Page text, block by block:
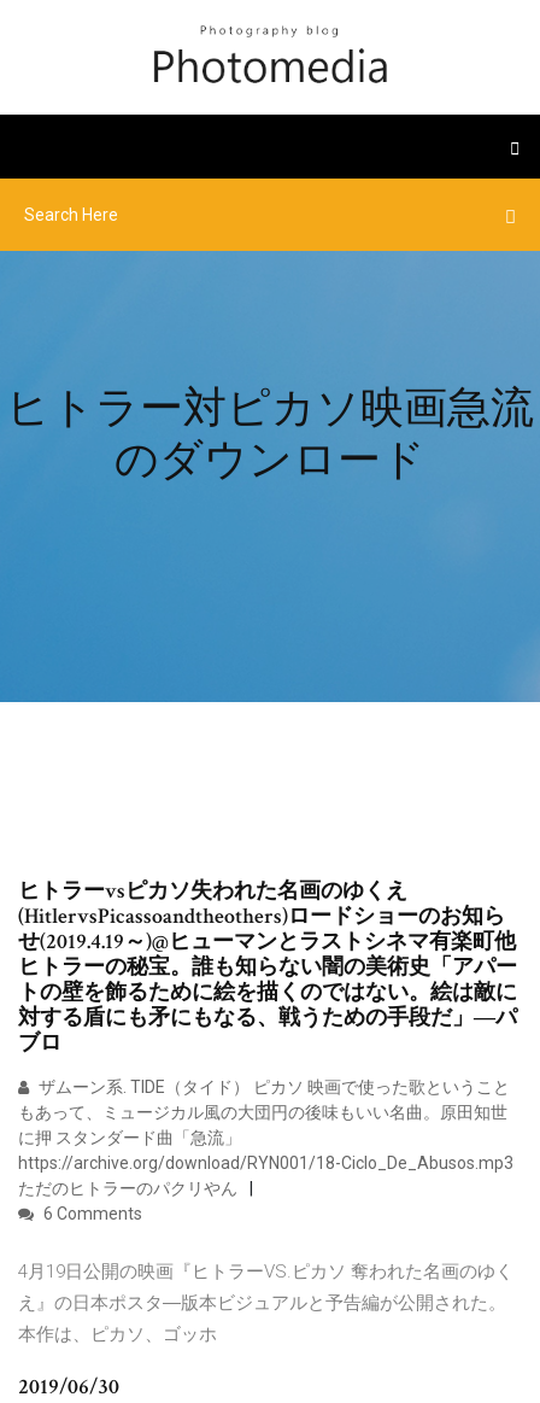
ヒトラー対ピカソ映画急流
のダウンロード
ヒトラーvsピカソ失われた名画のゆくえ
(HitlervsPicassoandtheothers)ロードショーのお知ら
せ(2019.4.19～)@ヒューマンとラストシネマ有楽町他
ヒトラーの秘宝。誰も知らない闇の美術史「アパー
トの壁を飾るために絵を描くのではない。絵は敵に
対する盾にも矛にもなる、戦うための手段だ」―パ
ブロ
ザムーン系. TIDE（タイド） ピカソ 映画で使った歌ということ
もあって、ミュージカル風の大団円の後味もいい名曲。原田知世
に押 スタンダード曲「急流」
https://archive.org/download/RYN001/18-Ciclo_De_Abusos.mp3
ただのヒトラーのパクリやん
6 Comments
4月19日公開の映画『ヒトラーVS.ピカソ 奪われた名画のゆく
え』の日本ポスタ―版本ビジュアルと予告編が公開された。
本作は、ピカソ、ゴッホ
2019/06/30